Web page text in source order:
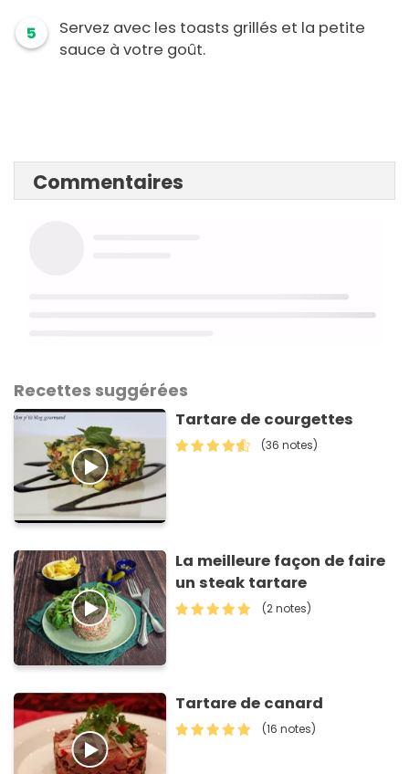
5
Servez avec les toasts grillés et la petite
sauce à votre goût.
Commentaires
Recettes suggérées
Tartare de courgettes
(36 notes)
La meilleure façon de faire
un steak tartare
(2 notes)
Tartare de canard
(16 notes)